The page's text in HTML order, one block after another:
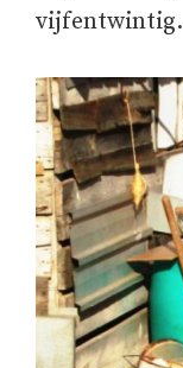
vijfentwintig.